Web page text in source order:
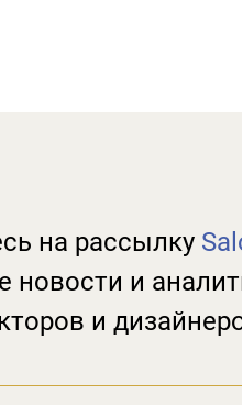
на рассылку
новости и
и